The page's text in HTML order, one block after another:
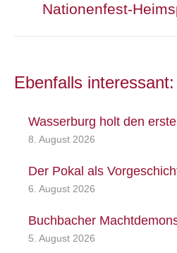
Nationenfest-
Ebenfalls interessant:
Wasserburg holt den
8. August 2026
Der Pokal als
6. August 2026
Buchbacher
5. August 2026